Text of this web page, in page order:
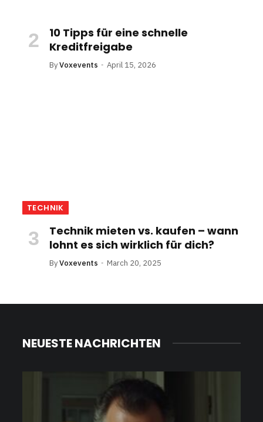
10 Tipps für eine schnelle
Kreditfreigabe
ByVoxevents April 15, 2026
TECHNIK
Technik mieten vs. kaufen – wann
lohnt es sich wirklich für dich?
ByVoxevents March 20, 2025
NEUESTE NACHRICHTEN